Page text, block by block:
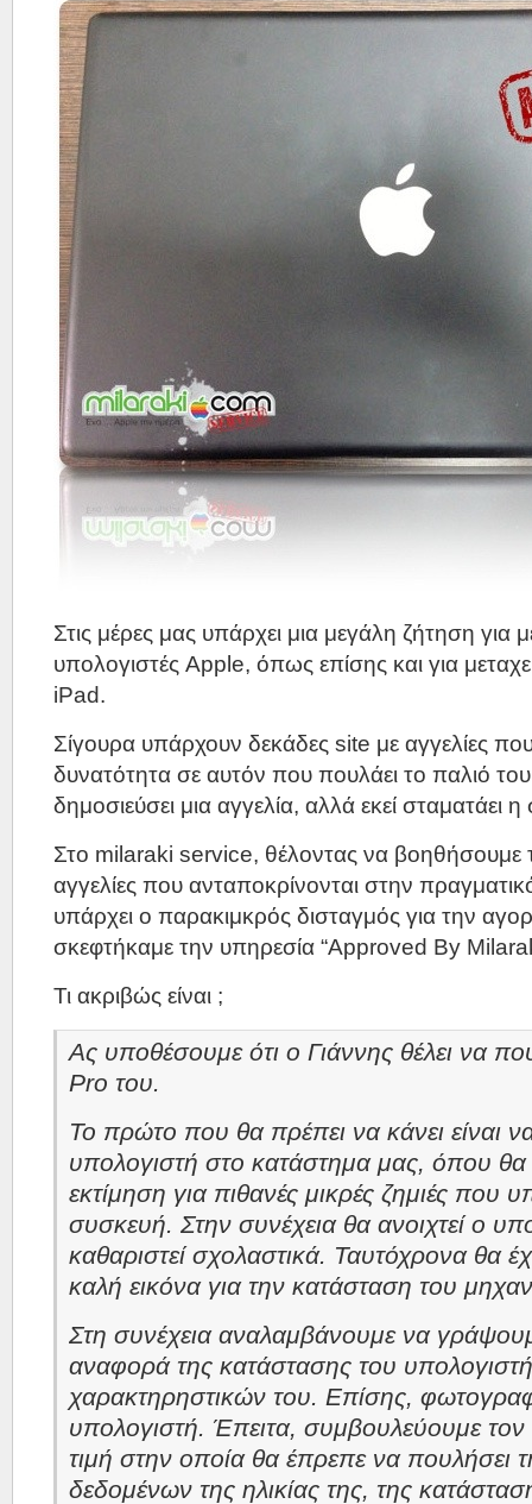
Στις μέρες μας υπάρχει μια μεγάλη ζήτηση για
υπολογιστές Apple, όπως επίσης και για
iPad.
Σίγουρα υπάρχουν δεκάδες site με αγγελίες
δυνατότητα σε αυτόν που πουλάει το παλιό
δημοσιεύσει μια αγγελία, αλλά εκεί σταματάει
Στο milaraki service, θέλοντας να βοηθήσουμε
αγγελίες που ανταποκρίνονται στην
υπάρχει ο παρακιμκρός δισταγμός για την
σκεφτήκαμε την υπηρεσία “Approved By
Τι ακριβώς είναι ;
Ας υποθέσουμε ότι ο Γιάννης θέλει να
Pro του.
Το πρώτο που θα πρέπει να κάνει είναι
υπολογιστή στο κατάστημα μας, όπου θα
εκτίμηση για πιθανές μικρές ζημιές που
συσκευή. Στην συνέχεια θα ανοιχτεί ο
καθαριστεί σχολαστικά. Ταυτόχρονα θα
καλή εικόνα για την κατάσταση του
Στη συνέχεια αναλαμβάνουμε να
αναφορά της κατάστασης του
χαρακτηρηστικών του. Επίσης,
υπολογιστή. Έπειτα, συμβουλεύουμε τον
τιμή στην οποία θα έπρεπε να πουλήσει
δεδομένων της ηλικίας της, της